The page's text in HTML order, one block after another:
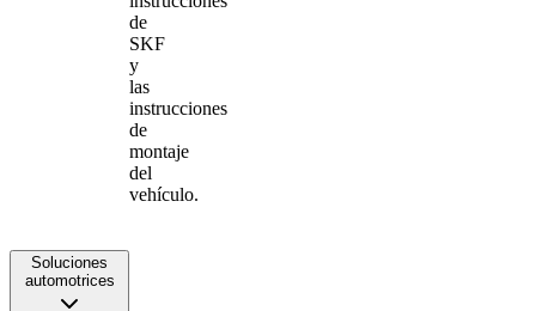
de
SKF
y
las
instrucciones
de
montaje
del
vehículo.
Soluciones
automotrices